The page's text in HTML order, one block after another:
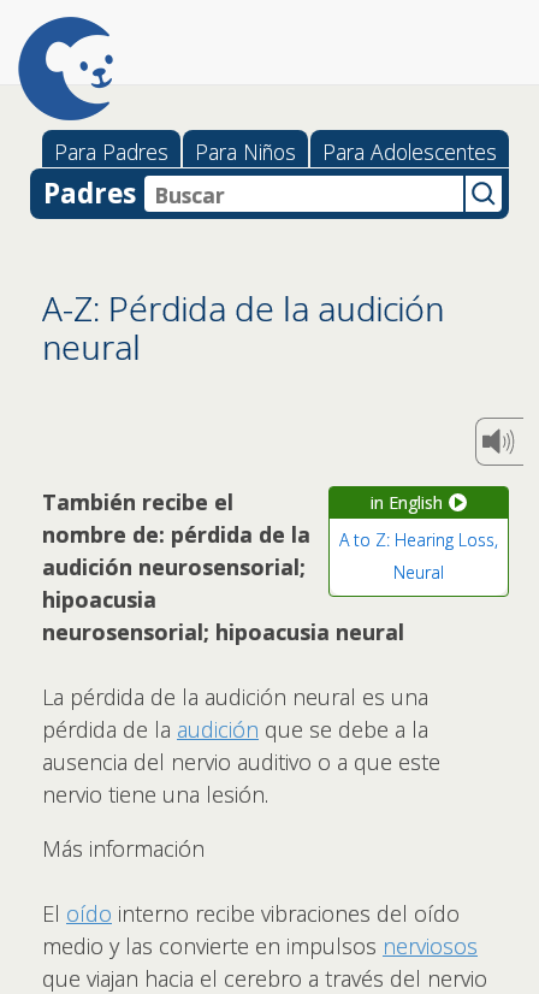
Para Padres Para Niños Para Adolescentes
Padres
A-Z: Pérdida de la audición
neural
in English
A to Z: Hearing Loss,
Neural
También recibe el
nombre de: pérdida de la
audición neurosensorial;
hipoacusia
neurosensorial; hipoacusia neural
La pérdida de la audición neural es una
pérdida de la audición que se debe a la
ausencia del nervio auditivo o a que este
nervio tiene una lesión.
Más información
El oído interno recibe vibraciones del oído
medio y las convierte en impulsos nerviosos
que viajan hacia el cerebro a través del nervio